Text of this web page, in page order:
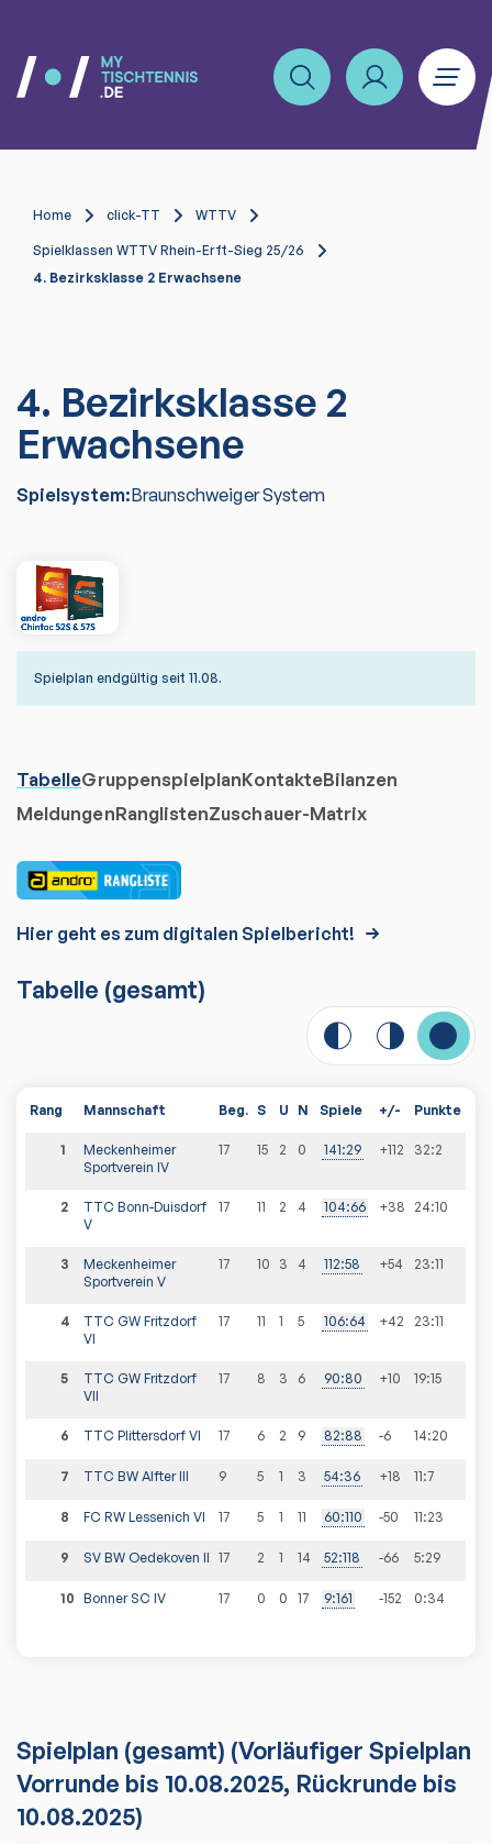
Home click-TT WTTV
Spielklassen WTTV Rhein-Erft-Sieg 25/26
4. Bezirksklasse 2 Erwachsene
4. Bezirksklasse 2
Erwachsene
Spielsystem:Braunschweiger System
Spielplan endgültig seit 11.08.
TabelleGruppenspielplanKontakteBilanzen
MeldungenRanglistenZuschauer-Matrix
Hier geht es zum digitalen Spielbericht!
Tabelle (gesamt)
Rang Mannschaft Beg. S U N Spiele +/- Punkte
1
Meckenheimer
Sportverein IV
17 15 2 0 141:29 +112 32:2
2
TTC Bonn-Duisdorf
V
17 11 2 4 104:66 +38 24:10
3
Meckenheimer
Sportverein V
17 10 3 4 112:58 +54 23:11
4
TTC GW Fritzdorf
VI
17 11 1 5 106:64 +42 23:11
5
TTC GW Fritzdorf
VII
17 8 3 6 90:80 +10 19:15
6 TTC Plittersdorf VI 17 6 2 9 82:88 -6 14:20
7 TTC BW Alfter III 9 5 1 3 54:36 +18 11:7
8 FC RW Lessenich VI 17 5 1 11 60:110 -50 11:23
9 SV BW Oedekoven II 17 2 1 14 52:118 -66 5:29
10 Bonner SC IV 17 0 0 17 9:161 -152 0:34
Spielplan (gesamt) (Vorläufiger Spielplan
Vorrunde bis 10.08.2025, Rückrunde bis
10.08.2025)